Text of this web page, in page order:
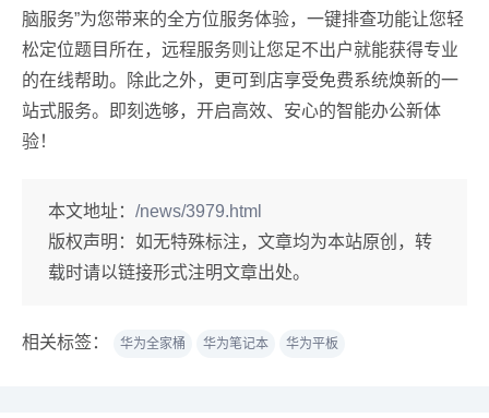
脑服务”为您带来的全方位服务体验，一键排查功能让您轻
松定位题目所在，远程服务则让您足不出户就能获得专业
的在线帮助。除此之外，更可到店享受免费系统焕新的一
站式服务。即刻选够，开启高效、安心的智能办公新体
验！
本文地址： /news/3979.html
版权声明： 如无特殊标注，文章均为本站原创，转
载时请以链接形式注明文章出处。
相关标签： 华为全家桶 华为笔记本 华为平板